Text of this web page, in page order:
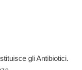
gli Antibiotici.